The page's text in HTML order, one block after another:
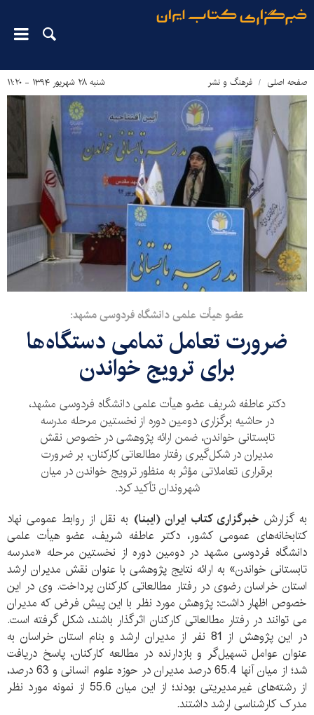
صفحه اصلی فرهنگ و نشر شنبه ۲۸ شهریور ۱۳۹۴ - ۱۱:۲۰
عضو هیأت علمی دانشگاه فردوسی مشهد:
ضرورت تعامل تمامی دستگاه‌ها
برای ترویج خواندن
دکتر عاطفه شریف عضو هیأت علمی دانشگاه فردوسی مشهد،
در حاشیه برگزاری دومین دوره از نخستین مرحله مدرسه
تابستانی خواندن، ضمن ارائه پژوهشی در خصوص نقش
مدیران در شکل‌گیری رفتار مطالعاتی کارکنان، بر ضرورت
برقراری تعاملاتی مؤثر به منظور ترویج خواندن در میان
شهروندان تأکید کرد.
به گزارشخبرگزاری کتاب ایران (ایبنا) به نقل از روابط عمومی نهاد
کتابخانه‌های عمومی کشور، دکتر عاطفه شریف، عضو هیأت علمی
دانشگاه فردوسی مشهد در دومین دوره از نخستین مرحله «مدرسه
تابستانی خواندن» به ارائه نتایج پژوهشی با عنوان نقش مدیران ارشد
استان خراسان رضوی در رفتار مطالعاتی کارکنان پرداخت. وی در این
خصوص اظهار داشت: پژوهش مورد نظر با این پیش فرض که مدیران
می توانند در رفتار مطالعاتی کارکنان اثرگذار باشند، شکل گرفته است.
در این پژوهش از 81 نفر از مدیران ارشد و بنام استان خراسان به
عنوان عوامل تسهیل‌گر و بازدارنده در مطالعه کارکنان، پاسخ دریافت
شد؛ از میان آنها 65.4 درصد مدیران در حوزه علوم انسانی و 63 درصد،
از رشته‌های غیرمدیریتی بودند؛ از این میان 55.6 از نمونه مورد نظر
مدرک کارشناسی ارشد داشتند.